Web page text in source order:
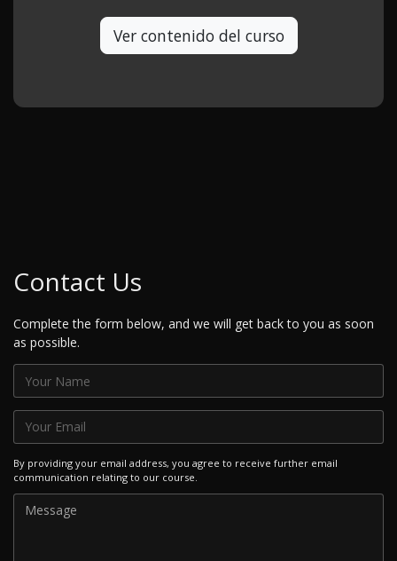
Ver contenido del curso
Contact Us
Complete the form below, and we will get back to you as soon
as possible.
By providing your email address, you agree to receive further email
communication relating to our course.